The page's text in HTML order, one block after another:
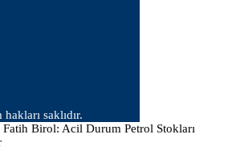
saklıdır.
Fatih Birol: Acil Durum Petrol Stokları